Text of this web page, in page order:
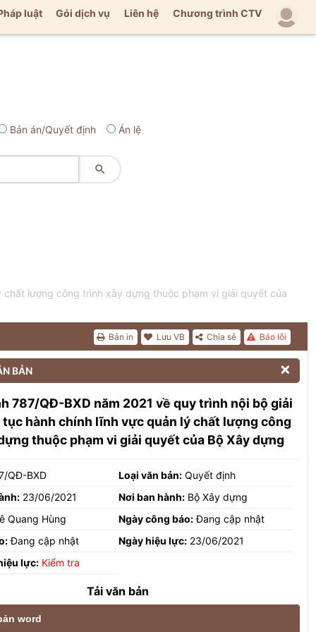
luật Gói dịch vụ Liên hệ Chương trình CTV
Bản án/Quyết định Án lệ

lượng công trình xây dựng thuộc phạm vi giải quyết của
Báo lỗi
Chia sẻ
Lưu VB
Bản in
BẢN 
787/QĐ-BXD năm 2021 về quy trình nội bộ giải
hành chính lĩnh vực quản lý chất lượng công
thuộc phạm vi giải quyết của Bộ Xây dựng
QĐ-BXD Loại văn bản: Quyết định
23/06/2021 Nơi ban hành: Bộ Xây dựng
Quang Hùng Ngày công báo:Đang cập nhật
Đang cập nhật Ngày hiệu lực: 23/06/2021
lực: Kiểm tra
Tải văn bản
word